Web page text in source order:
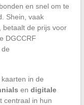
en snel om te
Shein, vaak
betaalt de prijs voor
DGCCRF
in de
en digitale
centraal in hun